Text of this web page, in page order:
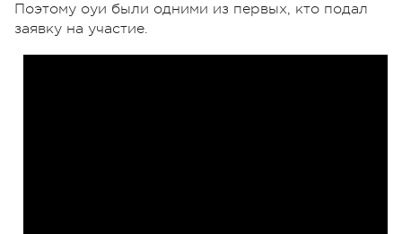
Поэтому оyи были одними из первых, кто подал
заявку на участие.